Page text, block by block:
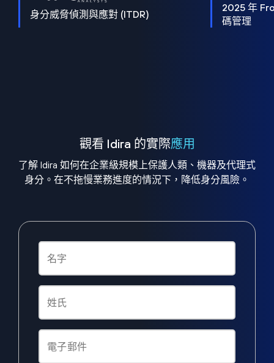
身分威脅偵測與應對 (ITDR)
2025 年
碼管理
觀看 Idira 的實際應用
了解 Idira 如何在企業級規模上保護人類、機器及代理式
身分。在不拖慢業務進度的情況下，降低身分風險。